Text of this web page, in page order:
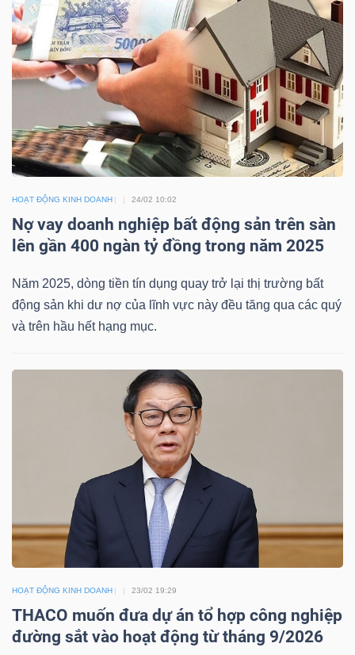
HOẠT ĐỘNG KINH DOANH 24/02 10:02
Nợ vay doanh nghiệp bất động sản trên sàn
lên gần 400 ngàn tỷ đồng trong năm 2025
Năm 2025, dòng tiền tín dụng quay trở lại thị trường bất
động sản khi dư nợ của lĩnh vực này đều tăng qua các quý
và trên hầu hết hạng mục.
HOẠT ĐỘNG KINH DOANH 23/02 19:29
THACO muốn đưa dự án tổ hợp công nghiệp
đường sắt vào hoạt động từ tháng 9/2026
TÀI
CHÍNH
CÁ
NHÂN
PHÂN
VĨ
MÔ
CỔ
PHIẾU